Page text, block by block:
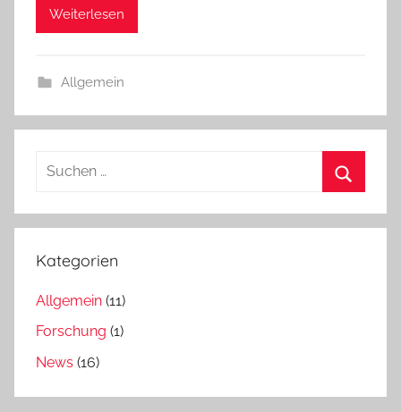
Weiterlesen
Allgemein
Suchen
Kategorien
Allgemein (11)
Forschung (1)
News (16)